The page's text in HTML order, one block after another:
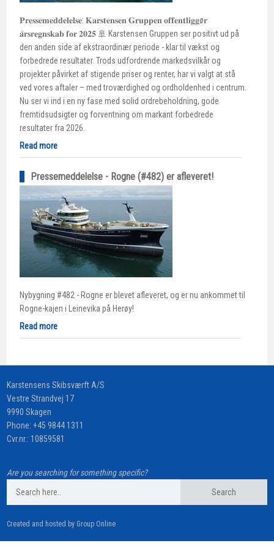
𝐏𝐫𝐞𝐬𝐬𝐞𝐦𝐞𝐝𝐝𝐞𝐥𝐞𝐥𝐬𝐞: 𝐊𝐚𝐫𝐬𝐭𝐞𝐧𝐬𝐞𝐧 𝐆𝐫𝐮𝐩𝐩𝐞𝐧 𝐨𝐟𝐟𝐞𝐧𝐭𝐥𝐢𝐠𝐠ø𝐫
𝐚̊𝐫𝐬𝐫𝐞𝐠𝐧𝐬𝐤𝐚𝐛 𝐟𝐨𝐫 𝟐𝟎𝟐𝟓 🚢 Karstensen Gruppen ser positivt ud på
den anden side af ekstraordinær periode - klar til vækst og
forbedrede resultater. Trods udfordrende markedsvilkår og
projekter påvirket af stigende priser og renter, har vi valgt at stå
ved vores aftaler – med troværdighed og ordholdenhed i centrum.
Nu ser vi ind i en ny fase med solid ordrebeholdning, gode
fremtidsudsigter og forventning om markant forbedrede
resultater fra 2026.
Read more
Pressemeddelelse - Rogne (#482) er afleveret!
Nybygning #482 - Rogne er blevet afleveret, og er nu ankommet til
Rogne-kajen i Leinevika på Herøy!
Read more
​Karstensens Skibsværft A/S
Vestre Strandvej 17
9990 Skagen
Phone: +45 9844 1311
Cvr.nr.: 10859581
Are you searching for something specific?
Created and hosted by Group Online